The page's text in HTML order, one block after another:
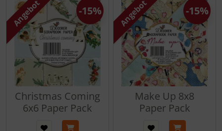
Angebot
Christmas Coming
6x6 Paper Pack
-15% Angebot
Make Up 8x8
Paper Pack
-15%